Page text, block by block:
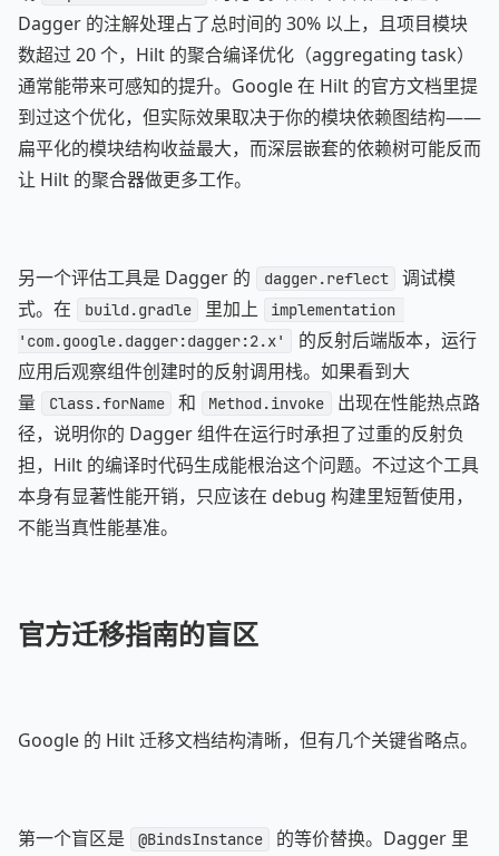
Dagger 的注解处理占了总时间的 30% 以上，且项目模块
数超过 20 个，Hilt 的聚合编译优化（aggregating task）
通常能带来可感知的提升。Google 在 Hilt 的官方文档里提
到过这个优化，但实际效果取决于你的模块依赖图结构——
扁平化的模块结构收益最大，而深层嵌套的依赖树可能反而
让 Hilt 的聚合器做更多工作。
另一个评估工具是 Dagger 的 dagger.reflect
调试模
式。在
build.gradle 里加上
implementation
'com.google.dagger:dagger:2.x'
的反射后端版本，运行
应用后观察组件创建时的反射调用栈。如果看到大
量
Class.forName 和 Method.invoke
出现在性能热点路
径，说明你的 Dagger 组件在运行时承担了过重的反射负
担，Hilt 的编译时代码生成能根治这个问题。不过这个工具
本身有显著性能开销，只应该在 debug 构建里短暂使用，
不能当真性能基准。
官方迁移指南的盲区
Google 的 Hilt 迁移文档结构清晰，但有几个关键省略点。
第一个盲区是 @BindsInstance
的等价替换。Dagger 里